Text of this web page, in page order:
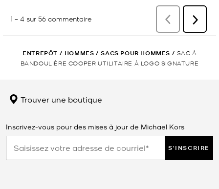
ENTREPÔT / HOMMES / SACS POUR HOMMES / SAC À
BANDOULIÈRE COOPER UTILITAIRE À LOGO SIGNATURE
Trouver une boutique
Inscrivez-vous pour des mises à jour de Michael Kors
S'INSCRIRE